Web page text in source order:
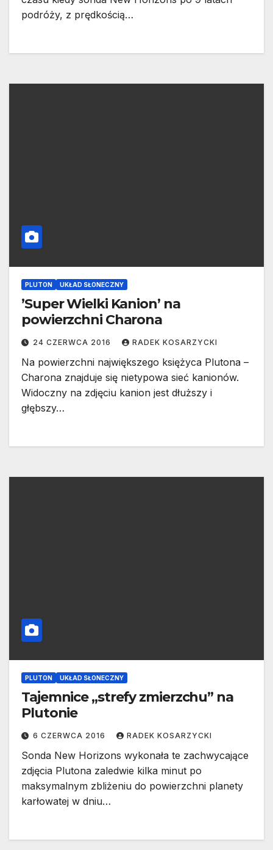
podróży, z prędkością…
PLUTON UKŁAD SŁONECZNY
’Super Wielki Kanion’ na
powierzchni Charona
24 CZERWCA 2016 RADEK KOSARZYCKI
Na powierzchni największego księżyca Plutona –
Charona znajduje się nietypowa sieć kanionów.
Widoczny na zdjęciu kanion jest dłuższy i
głębszy…
PLUTON UKŁAD SŁONECZNY
Tajemnice „strefy zmierzchu” na
Plutonie
6 CZERWCA 2016 RADEK KOSARZYCKI
Sonda New Horizons wykonała te zachwycające
zdjęcia Plutona zaledwie kilka minut po
maksymalnym zbliżeniu do powierzchni planety
karłowatej w dniu…